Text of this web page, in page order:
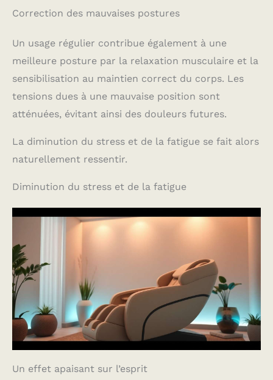
Correction des mauvaises postures
Un usage régulier contribue également à une
meilleure posture par la relaxation musculaire et la
sensibilisation au maintien correct du corps. Les
tensions dues à une mauvaise position sont
atténuées, évitant ainsi des douleurs futures.
La diminution du stress et de la fatigue se fait alors
naturellement ressentir.
Diminution du stress et de la fatigue
Un effet apaisant sur l’esprit